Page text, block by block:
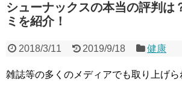
シューナックスの本当の評判は
ミを紹介！
2018/3/11 2019/9/18 健康
雑誌等の多くのメディアでも取り上げ